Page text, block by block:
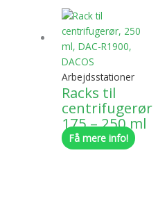
Arbejdsstationer
Racks til
centrifugerør
175 – 250 ml
Få mere info!